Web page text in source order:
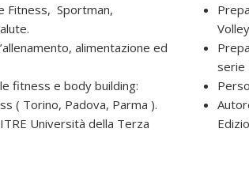
Fitness, Sportman,
alimentazione ed
fitness e body building:
( Torino, Padova, Parma ).
Università della Terza
serie